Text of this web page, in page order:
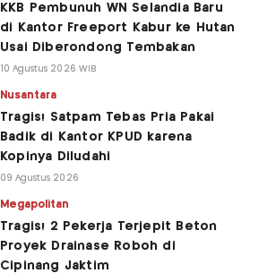
KKB Pembunuh WN Selandia Baru
di Kantor Freeport Kabur ke Hutan
Usai Diberondong Tembakan
10 Agustus 2026 WIB
Nusantara
Tragis! Satpam Tebas Pria Pakai
Badik di Kantor KPUD karena
Kopinya Diludahi
09 Agustus 2026
Megapolitan
Tragis! 2 Pekerja Terjepit Beton
Proyek Drainase Roboh di
Cipinang Jaktim